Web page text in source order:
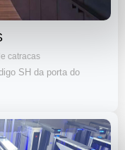
catracas
SH da porta do